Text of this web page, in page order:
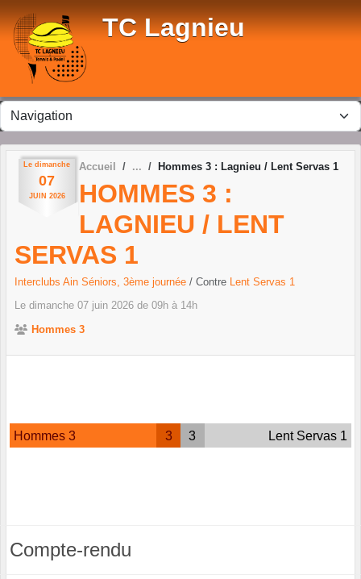
TC Lagnieu
Le dimanche
07
JUIN 2026
Accueil Hommes 3 : Lagnieu / Lent Servas 1
HOMMES 3 :
LAGNIEU / LENT
SERVAS 1
Interclubs Ain Séniors, 3ème journée / Contre Lent Servas 1
Le dimanche 07 juin 2026 de 09h à 14h
Hommes 3
Hommes 3 3 3 Lent Servas 1
Compte-rendu